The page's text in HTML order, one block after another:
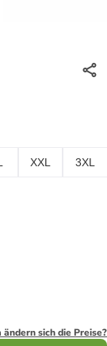
XXL 3XL
ändern sich die Preise?